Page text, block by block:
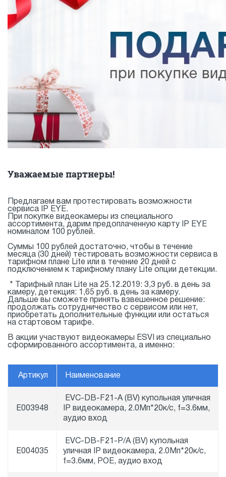
Уважаемые партнеры!
Предлагаем вам протестировать возможности
сервиса IP EYE.
При покупке видеокамеры из специального
ассортимента, дарим предоплаченную карту IP EYE
номиналом 100 рублей.
Суммы 100 рублей достаточно, чтобы в течение
месяца (30 дней) тестировать возможности сервиса в
тарифном плане Lite или в течение 20 дней с
подключением к тарифному плану Lite опции детекции.
* Тарифный план Lite на 25.12.2019: 3,3 руб. в день за
камеру, детекция: 1,65 руб. в день за камеру.
Дальше вы сможете принять взвешенное решение:
продолжать сотрудничество с сервисом или нет,
приобретать дополнительные функции или остаться
на стартовом тарифе.
В акции участвуют видеокамеры ESVI из специально
сформированного ассортимента, а именно:
Артикул Наименование
E003948
EVC-DB-F21-A (BV) купольная уличная
IP видеокамера, 2.0Мп*20к/с, f=3.6мм,
аудио вход
E004035
EVC-DB-F21-P/A (BV) купольная
уличная IP видеокамера, 2.0Мп*20к/с,
f=3.6мм, POE, аудио вход